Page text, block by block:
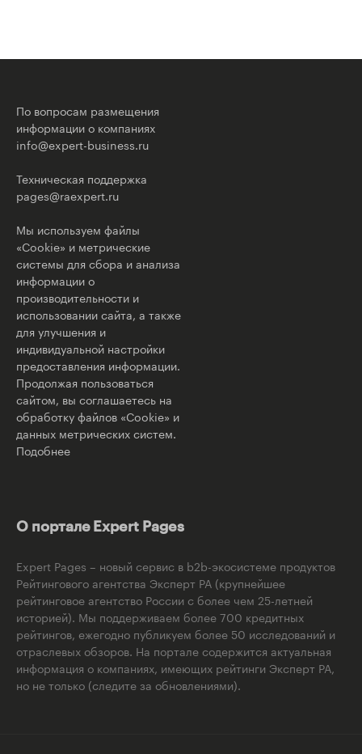
По вопросам размещения
информации о компаниях
info@expert-business.ru
Техническая поддержка
pages@raexpert.ru
Мы используем файлы
«Cookie» и метрические
системы для сбора и анализа
информации о
производительности и
использовании сайта, а также
для улучшения и
индивидуальной настройки
предоставления информации.
Продолжая пользоваться
сайтом, вы соглашаетесь на
обработку файлов «Cookie» и
данных метрических систем.
Подобнее
О портале Expert Pages
Expert Pages – новый сервис в b2b-экосистеме продуктов
Рейтингового агентства Эксперт РА (крупнейшее
рейтинговое агентство России с более чем 25-летней
историей). Мы поддерживаем более 700 кредитных
рейтингов, ежегодно публикуем более 50 исследований и
отраслевых обзоров. На портале содержится актуальная
информация о компаниях, имеющих рейтинги Эксперт РА,
но не только (следите за обновлениями).